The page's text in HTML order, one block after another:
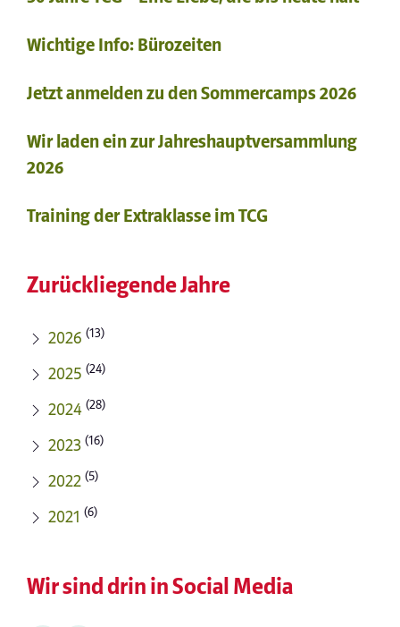
Wichtige Info: Bürozeiten
Jetzt anmelden zu den Sommercamps 2026
Wir laden ein zur Jahreshauptversammlung
2026
Training der Extraklasse im TCG
Zurückliegende Jahre
2026 (13)
2025 (24)
2024 (28)
2023 (16)
2022 (5)
2021 (6)
Wir sind drin in Social Media